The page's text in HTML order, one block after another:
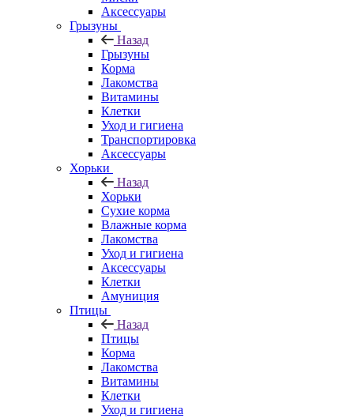
Аксессуары
Грызуны
Назад
Грызуны
Корма
Лакомства
Витамины
Клетки
Уход и гигиена
Транспортировка
Аксессуары
Хорьки
Назад
Хорьки
Сухие корма
Влажные корма
Лакомства
Уход и гигиена
Аксессуары
Клетки
Амуниция
Птицы
Назад
Птицы
Корма
Лакомства
Витамины
Клетки
Уход и гигиена